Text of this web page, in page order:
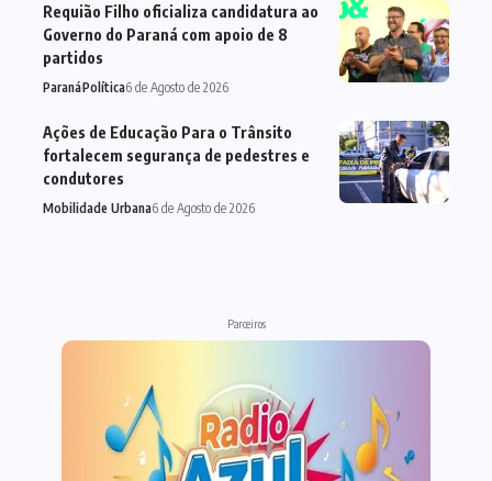
Requião Filho oficializa candidatura ao
Governo do Paraná com apoio de 8
partidos
ParanáPolítica6 de Agosto de 2026
Ações de Educação Para o Trânsito
fortalecem segurança de pedestres e
condutores
Mobilidade Urbana6 de Agosto de 2026
Parceiros